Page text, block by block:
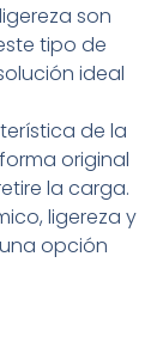
son
tipo de
ideal
de la
original
la carga.
ligereza y
opción